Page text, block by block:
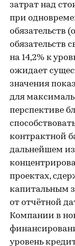
затрат над
при
обязательств
обязательств
на 14,2% к
ожидает
значения
для
перспективе
контрактной
дальнейшем
проектах,
капитальным
от отчётной
Компании в
уровень